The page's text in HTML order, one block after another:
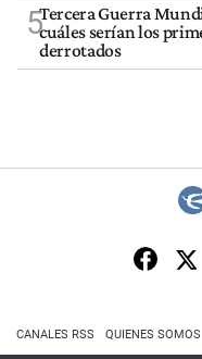
5Tercera Guerra
cuáles serían los
derrotados
CANALES RSS QUIENES SOMOS